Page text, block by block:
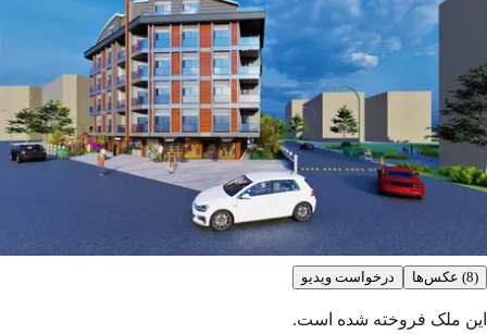
(8) عکس‌ها درخواست ویدیو
این ملک فروخته شده است.